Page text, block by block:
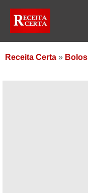
Receita Certa » Bolos